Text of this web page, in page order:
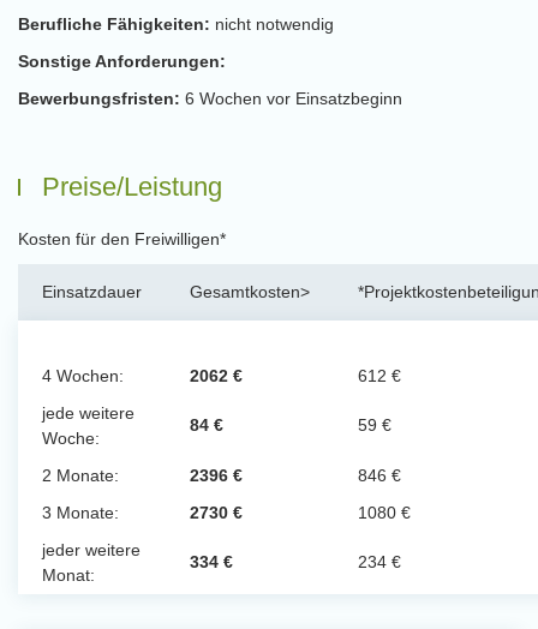
Berufliche Fähigkeiten: nicht notwendig
Sonstige Anforderungen:
Bewerbungsfristen: 6 Wochen vor Einsatzbeginn
Preise/Leistung
Kosten für den Freiwilligen*
Einsatzdauer Gesamtkosten>
4 Wochen: 2062 €
612 €
jede weitere
Woche:
84 € 59 €
2 Monate: 2396 €
846 €
3 Monate:
2730 €
1080 €
jeder weitere
Monat:
334 € 234 €